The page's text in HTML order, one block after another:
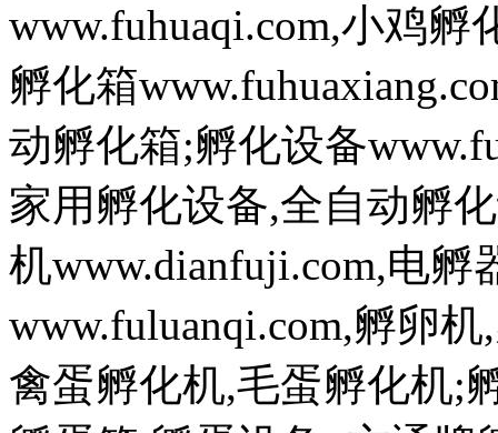
www.fuhuaqi.com,小鸡
孵化箱
动孵化箱;孵化设备
家用孵化设备,全自动孵
机www.dianfuji.com,电
www.fuluanqi.com,孵卵
禽蛋孵化机,毛蛋孵化机;